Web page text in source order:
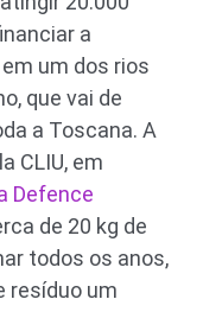
a
um dos rios
que vai de
a Toscana. A
CLIU, em
Defence
de 20 kg de
todos os anos,
resíduo um